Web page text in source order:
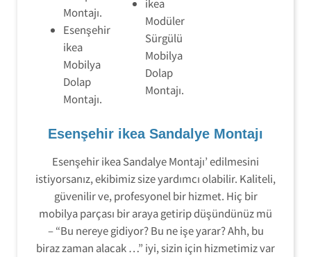
Montajı.
Esenşehir
ikea
Mobilya
Dolap
Montajı.
ikea
Modüler
Sürgülü
Mobilya
Dolap
Montajı.
Esenşehir ikea Sandalye Montajı
Esenşehir ikea Sandalye Montajı’ edilmesini
istiyorsanız, ekibimiz size yardımcı olabilir. Kaliteli,
güvenilir ve, profesyonel bir hizmet. Hiç bir
mobilya parçası bir araya getirip düşündünüz mü
– “Bu nereye gidiyor? Bu ne işe yarar? Ahh, bu
biraz zaman alacak …” iyi, sizin için hizmetimiz var